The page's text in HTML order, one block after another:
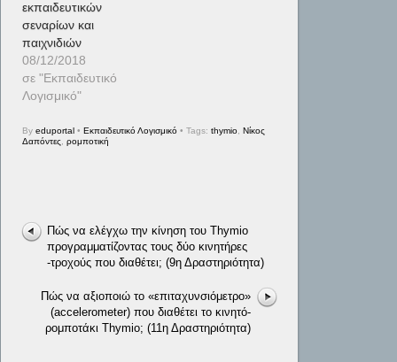
εκπαιδευτικών
σεναρίων και
παιχνιδιών
08/12/2018
σε "Εκπαιδευτικό
Λογισμικό"
Byeduportal • Εκπαιδευτικό Λογισμικό • Tags:thymio ,Νίκος
Δαπόντες ,ρομποτική
Πώς να ελέγχω την κίνηση του Thymio
προγραμματίζοντας τους δύο κινητήρες
-τροχούς που διαθέτει; (9η Δραστηριότητα)
Πώς να αξιοποιώ το «επιταχυνσιόμετρο»
(accelerometer) που διαθέτει το κινητό-
ρομποτάκι Thymio; (11η Δραστηριότητα)